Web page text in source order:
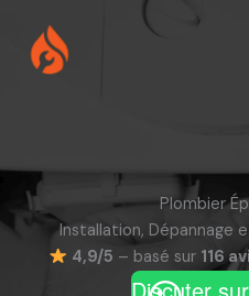
contenu
Plombier
Installation, Dépannage
4,9/5 – basé sur 116